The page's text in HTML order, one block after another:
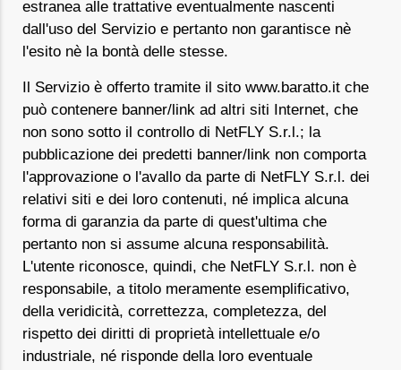
estranea alle trattative eventualmente nascenti
dall'uso del Servizio e pertanto non garantisce nè
l'esito nè la bontà delle stesse.
Il Servizio è offerto tramite il sito www.baratto.it che
può contenere banner/link ad altri siti Internet, che
non sono sotto il controllo di NetFLY S.r.l.; la
pubblicazione dei predetti banner/link non comporta
l'approvazione o l'avallo da parte di NetFLY S.r.l. dei
relativi siti e dei loro contenuti, né implica alcuna
forma di garanzia da parte di quest'ultima che
pertanto non si assume alcuna responsabilità.
L'utente riconosce, quindi, che NetFLY S.r.l. non è
responsabile, a titolo meramente esemplificativo,
della veridicità, correttezza, completezza, del
rispetto dei diritti di proprietà intellettuale e/o
industriale, né risponde della loro eventuale